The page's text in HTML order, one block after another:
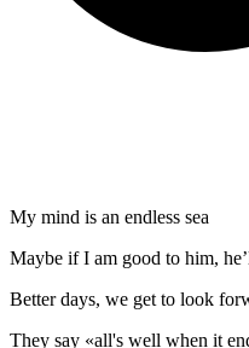
My mind is an endless sea
Maybe if I am good to him,
Better days, we get to look
They say «all's well when it